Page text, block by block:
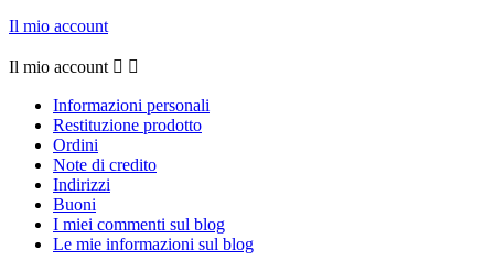
Il mio account
Il mio account  
Informazioni personali
Restituzione prodotto
Ordini
Note di credito
Indirizzi
Buoni
I miei commenti sul blog
Le mie informazioni sul blog